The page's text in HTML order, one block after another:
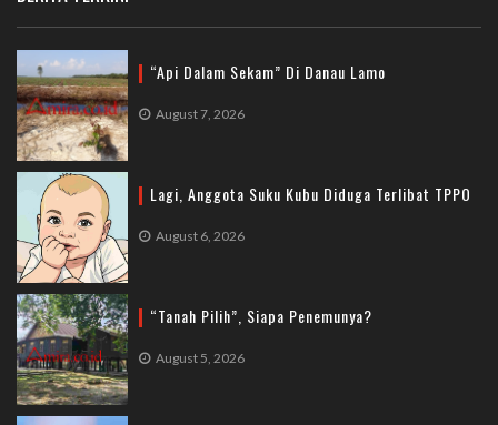
“Api Dalam Sekam” Di Danau Lamo
August 7, 2026
Lagi, Anggota Suku Kubu Diduga Terlibat TPPO
August 6, 2026
“Tanah Pilih”, Siapa Penemunya?
August 5, 2026